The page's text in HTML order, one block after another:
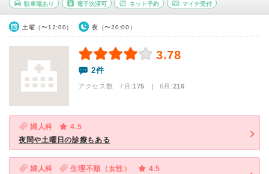
駐車場あり 電子決済可 ネット予約 マイナ受付
土曜（〜12:00） 夜（〜20:00）
3.78
2件
アクセス数 7月:175 | 6月:216
婦人科
4.5
夜間や土曜日の診療もある
婦人科 生理不順（女性）
4.5